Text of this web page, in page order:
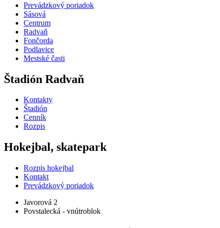
Prevádzkový poriadok
Sásová
Centrum
Radvaň
Fončorda
Podlavice
Mestské časti
Štadión Radvaň
Kontakty
Štadión
Cenník
Rozpis
Hokejbal, skatepark
Rozpis hokejbal
Kontakt
Prevádzkový poriadok
Javorová 2
Povstalecká - vnútroblok